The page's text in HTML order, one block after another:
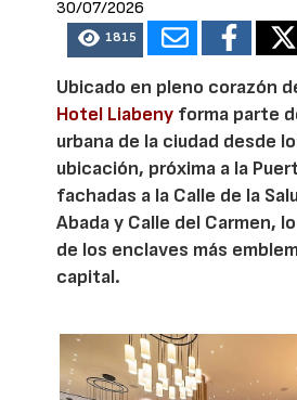
30/07/2026
1815
Ubicado en pleno corazón
Hotel Liabeny forma parte
urbana de la ciudad desde
ubicación, próxima a la
fachadas a la Calle de la
Abada y Calle del Carmen,
de los enclaves más
capital.